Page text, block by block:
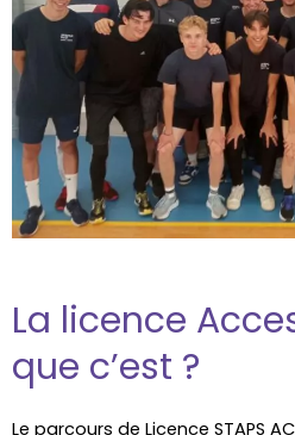
La licence
que c’est ?
Le parcours de Licence STAPS